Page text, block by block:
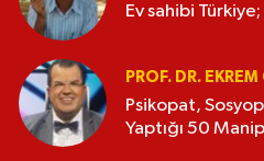
Ev sahibi Türkiye;
PROF. DR. EKREM
Psikopat,
Yaptığı 50